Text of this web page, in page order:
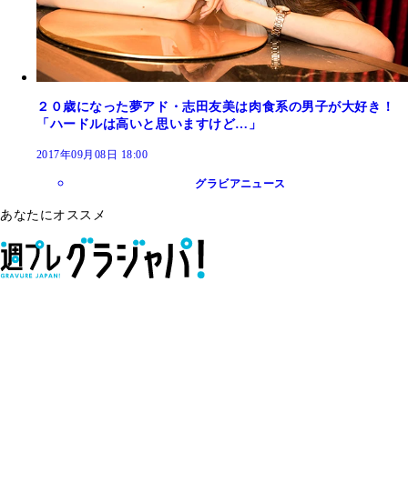
２０歳になった夢アド・志田友美は肉食系の男子が大好き！
「ハードルは高いと思いますけど…」
2017年09月08日 18:00
グラビアニュース
あなたにオススメ